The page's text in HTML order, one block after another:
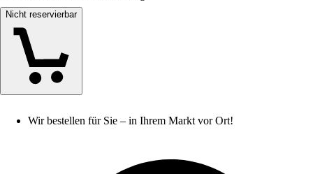
Nicht reservierbar
Wir bestellen für Sie – in Ihrem Markt vor Ort!